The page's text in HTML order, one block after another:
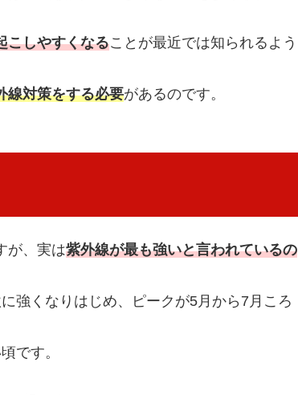
こしやすくなることが最近では知られるよう
線対策をする必要があるのです。
が、実は紫外線が最も強いと言われているの
強くなりはじめ、ピークが5月から7月ころ
です。